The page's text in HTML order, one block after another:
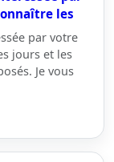
les
par votre
jours et les
Je vous